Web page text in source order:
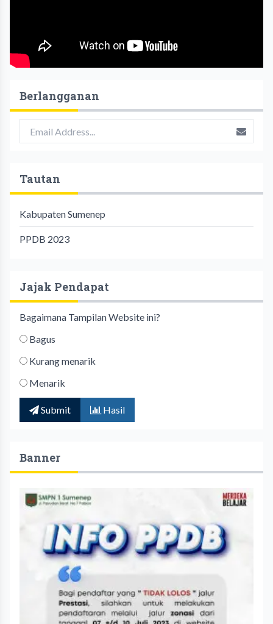
Berlangganan
Tautan
Kabupaten Sumenep
PPDB 2023
Jajak Pendapat
Bagaimana Tampilan Website ini?
Bagus
Kurang menarik
Menarik
Submit Hasil
Banner